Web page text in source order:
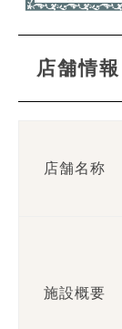
店舗情報
店舗名称
施設概要